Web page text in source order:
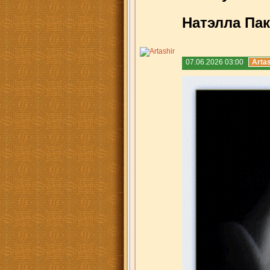
Натэлла Пак
07.06.2026 03:00